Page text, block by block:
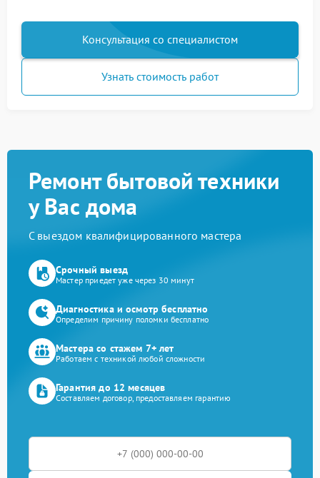
Консультация со специалистом
Узнать стоимость работ
Ремонт бытовой техники
у Вас дома
С выездом квалифицированного мастера
Срочный выезд
Мастер приедет уже через 30 минут
Диагностика и осмотр бесплатно
Определим причину поломки бесплатно
Мастера со стажем 7+ лет
Работаем с техникой любой сложности
Гарантия до 12 месяцев
Составляем договор, предоставляем гарантию